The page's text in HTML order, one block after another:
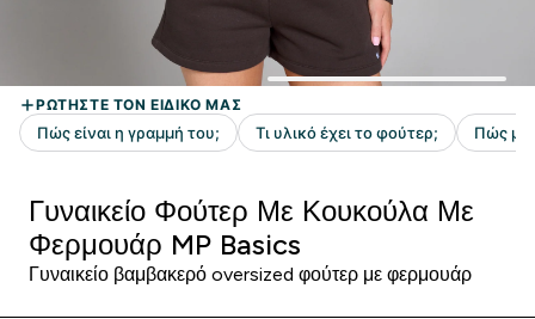
Γυναικείο Φούτερ Με Κουκούλα Με
Φερμουάρ MP Basics
Γυναικείο βαμβακερό oversized φούτερ με φερμουάρ